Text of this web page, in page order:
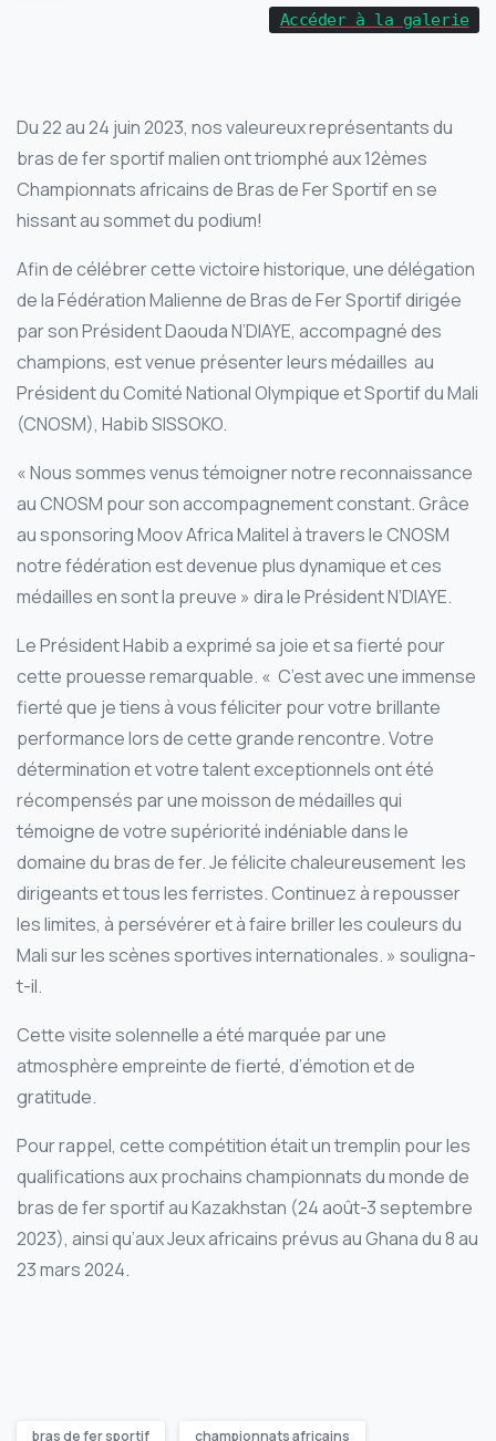
Accéder à la galerie
Du 22 au 24 juin 2023, nos valeureux représentants du
bras de fer sportif malien ont triomphé aux 12èmes
Championnats africains de Bras de Fer Sportif en se
hissant au sommet du podium!
Afin de célébrer cette victoire historique, une délégation
de la Fédération Malienne de Bras de Fer Sportif dirigée
par son Président Daouda N’DIAYE, accompagné des
champions, est venue présenter leurs médailles au
Président du Comité National Olympique et Sportif du Mali
(CNOSM), Habib SISSOKO.
« Nous sommes venus témoigner notre reconnaissance
au CNOSM pour son accompagnement constant. Grâce
au sponsoring Moov Africa Malitel à travers le CNOSM
notre fédération est devenue plus dynamique et ces
médailles en sont la preuve » dira le Président N’DIAYE.
Le Président Habib a exprimé sa joie et sa fierté pour
cette prouesse remarquable. « C’est avec une immense
fierté que je tiens à vous féliciter pour votre brillante
performance lors de cette grande rencontre. Votre
détermination et votre talent exceptionnels ont été
récompensés par une moisson de médailles qui
témoigne de votre supériorité indéniable dans le
domaine du bras de fer. Je félicite chaleureusement les
dirigeants et tous les ferristes. Continuez à repousser
les limites, à persévérer et à faire briller les couleurs du
Mali sur les scènes sportives internationales. » souligna-
t-il.
Cette visite solennelle a été marquée par une
atmosphère empreinte de fierté, d’émotion et de
gratitude.
Pour rappel, cette compétition était un tremplin pour les
qualifications aux prochains championnats du monde de
bras de fer sportif au Kazakhstan (24 août-3 septembre
2023), ainsi qu’aux Jeux africains prévus au Ghana du 8 au
23 mars 2024.
bras de fer sportif championnats africains